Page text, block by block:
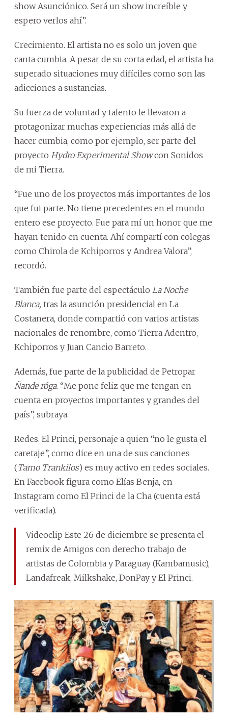
show Asunciónico. Será un show increíble y
espero verlos ahí”.
Crecimiento. El artista no es solo un joven que
canta cumbia. A pesar de su corta edad, el artista ha
superado situaciones muy difíciles como son las
adicciones a sustancias.
Su fuerza de voluntad y talento le llevaron a
protagonizar muchas experiencias más allá de
hacer cumbia, como por ejemplo, ser parte del
proyecto Hydro Experimental Showcon Sonidos
de mi Tierra.
“Fue uno de los proyectos más importantes de los
que fui parte. No tiene precedentes en el mundo
entero ese proyecto. Fue para mí un honor que me
hayan tenido en cuenta. Ahí compartí con colegas
como Chirola de Kchiporros y Andrea Valora”,
recordó.
También fue parte del espectáculo La Noche
Blanca, tras la asunción presidencial en La
Costanera, donde compartió con varios artistas
nacionales de renombre, como Tierra Adentro,
Kchiporros y Juan Cancio Barreto.
Además, fue parte de la publicidad de Petropar
Ñande róga. “Me pone feliz que me tengan en
cuenta en proyectos importantes y grandes del
país”, subraya.
Redes. El Princi, personaje a quien “no le gusta el
caretaje”, como dice en una de sus canciones
(Tamo Trankilos) es muy activo en redes sociales.
En Facebook figura como Elías Benja, en
Instagram como El Princi de la Cha (cuenta está
verificada).
Videoclip Este 26 de diciembre se presenta el
remix de Amigos con derecho trabajo de
artistas de Colombia y Paraguay (Kambamusic),
Landafreak, Milkshake, DonPay y El Princi.